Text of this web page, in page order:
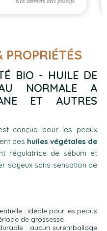
PROPRIÉTÉS
BIO - HUILE DE
NORMALE A
ET AUTRES
conçue pour les peaux
des huiles végétales de
régulatrice de sébum et
soyeux sans sensation de
: idéale pour les peaux
de grossesse.
: aucun suremballage